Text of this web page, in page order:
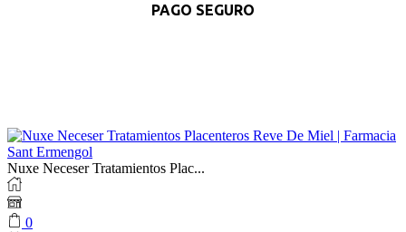
PAGO SEGURO
Nuxe Neceser Tratamientos Plac...
0